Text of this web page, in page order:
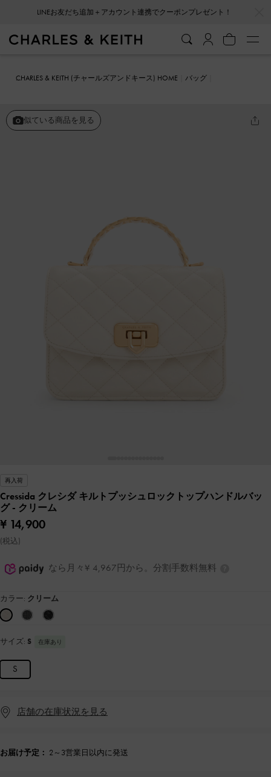
LINEお友だち追加＋アカウント連携でクーポンプレゼント！
CHARLES & KEITH (チャールズアンドキース) HOME
バッグ
似ている商品を見る
再入荷
Cressida クレシダ キルトプッシュロックトップハンドルバッ
グ- クリーム
¥ 14,900
(税込)
なら月々¥ 4,967円から。分割手数料無料
カラー: クリーム
サイズ: S 在庫あり
S
店舗の在庫状況を見る
お届け予定： 2～3営業日以内に発送